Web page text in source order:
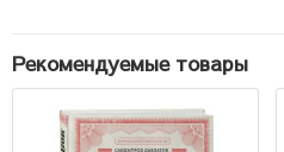
Рекомендуемые товары